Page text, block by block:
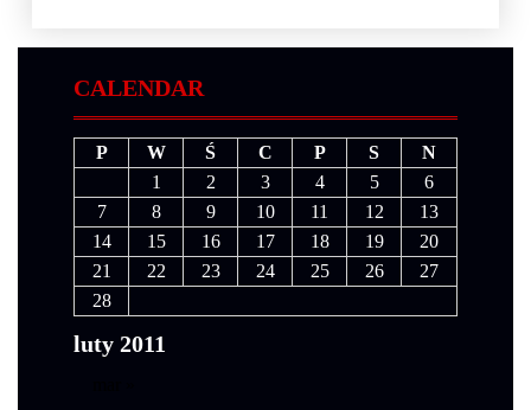
CALENDAR
luty 2011
P W Ś C P S
N
1
2 3 4 5
6
7
8 9 10 11 12
13
14
15 16 17 18 19
20
21
22 23 24 25 26
27
28